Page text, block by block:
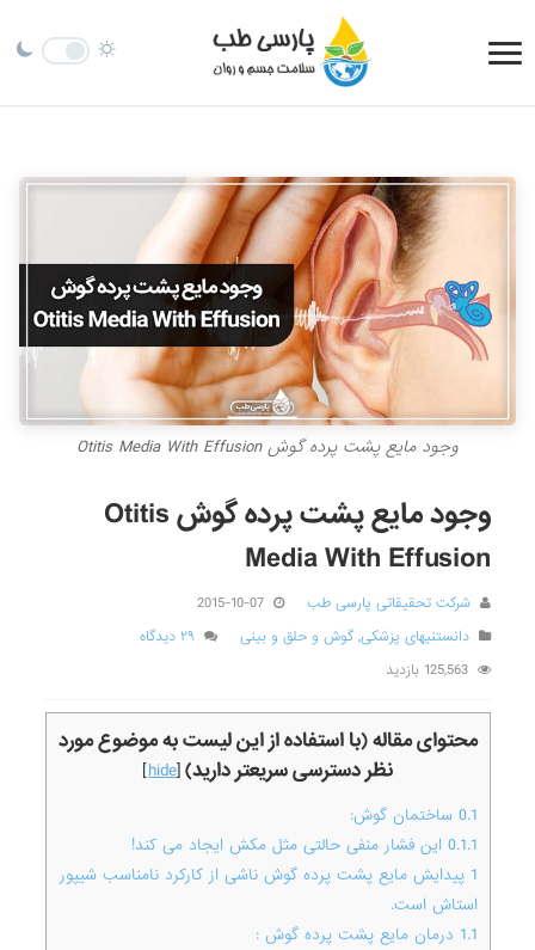
وجود مایع پشت پرده گوش Otitis Media With Effusion
وجود مایع پشت پرده گوش Otitis
Media With Effusion
شرکت تحقیقاتی پارسی طب
2015-10-07
دانستنیهای پزشکی,گوش و حلق و بینی
۲۹ دیدگاه
125,563 بازدید
محتوای مقاله (با استفاده از این لیست به موضوع مورد
نظر دسترسی سریعتر دارید)[
hide
]
0.1 ساختمان گوش:
0.1.1 این فشار منفی حالتی مثل مکش ایجاد می کند!
1 پیدایش مایع پشت پرده گوش ناشی از کارکرد نامناسب شیپور
استاش است.
1.1 درمان مایع پشت پرده گوش :